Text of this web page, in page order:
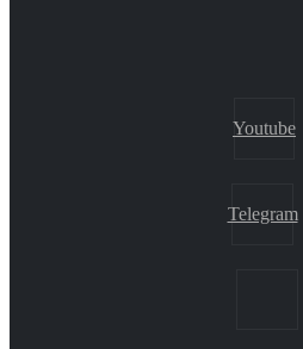
Youtube
Telegram